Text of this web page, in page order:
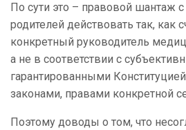
По сути это – правовой шантаж
родителей действовать так, как
конкретный руководитель
а не в соответствии с
гарантированными
законами, правами конкретной
Поэтому доводы о том, что